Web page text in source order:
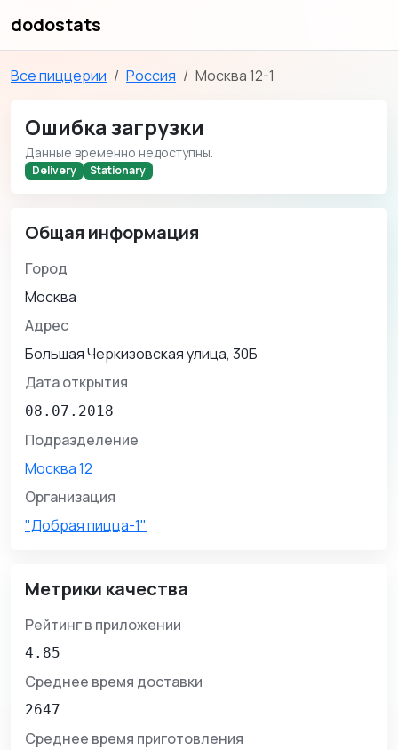
dodostats
Все пиццерии Россия Москва 12-1
Ошибка загрузки
Данные временно недоступны.
Delivery Stationary
Общая информация
Город
Москва
Адрес
Большая Черкизовская улица, 30Б
Дата открытия
08.07.2018
Подразделение
Москва 12
Организация
"Добрая пицца-1"
Метрики качества
Рейтинг в приложении
4.85
Среднее время доставки
2647
Среднее время приготовления